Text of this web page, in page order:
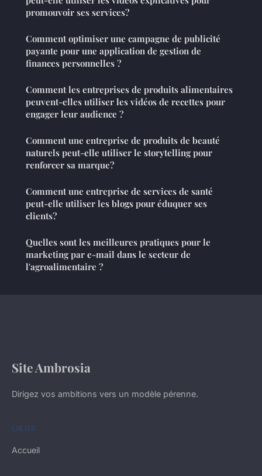
promouvoir ses services?
Comment optimiser une campagne de publicité
payante pour une application de gestion de
finances personnelles ?
Comment les entreprises de produits alimentaires
peuvent-elles utiliser les vidéos de recettes pour
engager leur audience ?
Comment une entreprise de produits de beauté
naturels peut-elle utiliser le storytelling pour
renforcer sa marque?
Comment une entreprise de services de santé
peut-elle utiliser les blogs pour éduquer ses
clients?
Quelles sont les meilleures pratiques pour le
marketing par e-mail dans le secteur de
l'agroalimentaire ?
Site Ambrosia
Dirigez vos ambitions vers un modèle pérenne.
LIENS
Accueil